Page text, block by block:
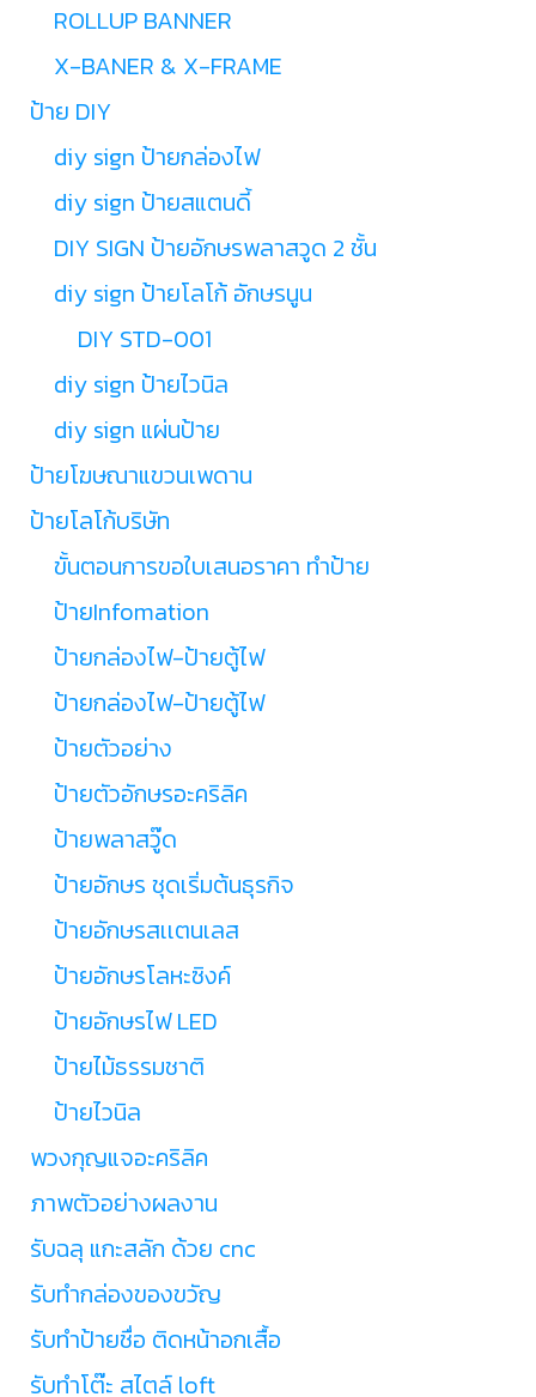
ROLLUP BANNER
X-BANER & X-FRAME
ป้าย DIY
diy sign ป้ายกล่องไฟ
diy sign ป้ายสแตนดี้
DIY SIGN ป้ายอักษรพลาสวูด 2 ชั้น
diy sign ป้ายโลโก้ อักษรนูน
DIY STD-001
diy sign ป้ายไวนิล
diy sign แผ่นป้าย
ป้ายโฆษณาแขวนเพดาน
ป้ายโลโก้บริษัท
ขั้นตอนการขอใบเสนอราคา ทำป้าย
ป้ายInfomation
ป้ายกล่องไฟ-ป้ายตู้ไฟ
ป้ายกล่องไฟ-ป้ายตู้ไฟ
ป้ายตัวอย่าง
ป้ายตัวอักษรอะคริลิค
ป้ายพลาสวู๊ด
ป้ายอักษร ชุดเริ่มต้นธุรกิจ
ป้ายอักษรสเเตนเลส
ป้ายอักษรโลหะซิงค์
ป้ายอักษรไฟ LED
ป้ายไม้ธรรมชาติ
ป้ายไวนิล
พวงกุญแจอะคริลิค
ภาพตัวอย่างผลงาน
รับฉลุ แกะสลัก ด้วย cnc
รับทำกล่องของขวัญ
รับทำป้ายชื่อ ติดหน้าอกเสื้อ
รับทำโต๊ะ สไตล์ loft